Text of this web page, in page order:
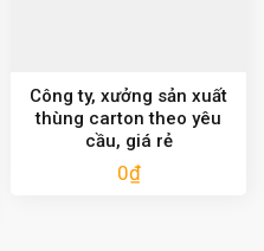
Công ty, xưởng sản xuất
thùng carton theo yêu
cầu, giá rẻ
0₫